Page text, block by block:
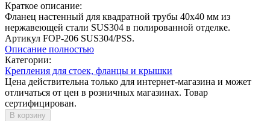
Краткое описание:
Фланец настенный для квадратной трубы 40х40 мм из
нержавеющей стали SUS304 в полированной отделке.
Артикул FOP-206 SUS304/PSS.
Описание полностью
Категории:
Крепления для стоек, фланцы и крышки
Цена действительна только для интернет-магазина и может
отличаться от цен в розничных магазинах. Товар
сертифицирован.
В корзину